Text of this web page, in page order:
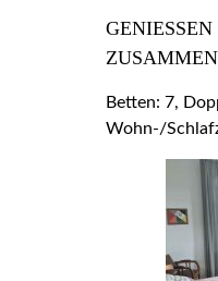
USAMMEN
Betten: 7,
Wohn-/